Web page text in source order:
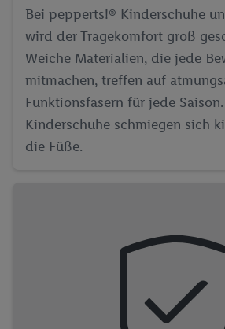
Bei pepperts!® Kinderschuhe
wird der Tragekomfort groß
Weiche Materialien, die jede
mitmachen, treffen auf
Funktionsfasern für jede
Kinderschuhe schmiegen sich
die Füße.